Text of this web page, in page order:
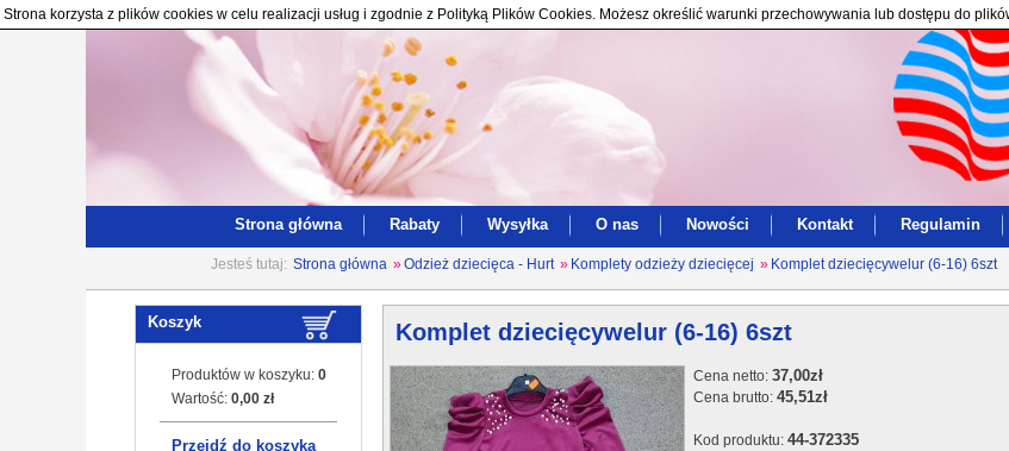
Strona korzysta z plików cookies w celu realizacji usług i zgodnie z Polityką Plików Cookies. Możesz określić warunki przechowywania lub dostępu do
Strona główna Rabaty Wysyłka O nas Nowości Kontakt Regulamin
Jesteś tutaj: Strona główna »Odzież dziecięca - Hurt » Komplety odzieży dziecięcej » Komplet dziecięcywelur (6-16) 6szt
Koszyk
Produktów w koszyku: 0
Wartość: 0,00 zł
Przejdź do koszyka
Komplet dziecięcywelur (6-16) 6szt
Cena netto: 37,00zł
Cena brutto: 45,51zł
Kod produktu: 44-372335